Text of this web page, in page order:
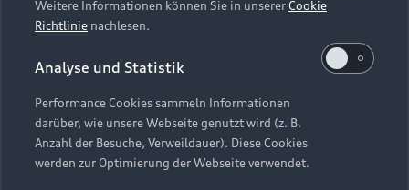
Servicekontakt
Vertrag widerrufen
Audi erleben
Newsletter
Cookie-Richtlinie
Barrierefreiheit
Hinweis: Die aktuelle Darstellung und Anordnung der
Embleme am Fahrzeug bei allen Abbildungen auf dieser
Webseite kann abweichen.
Weitere Informationen können Sie in unsererCookie
Richtlinie nachlesen.
Analyse und Statistik
Performance Cookies sammeln Informationen
darüber, wie unsere Webseite genutzt wird (z. B.
Anzahl der Besuche, Verweildauer). Diese Cookies
werden zur Optimierung der Webseite verwendet.